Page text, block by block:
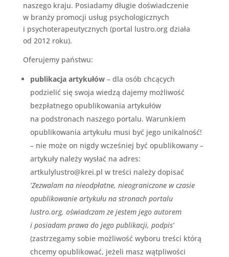
naszego kraju. Posiadamy długie doświadczenie
w branży promocji usług psychologicznych
i psychoterapeutycznych (portal lustro.org działa
od 2012 roku).
Oferujemy państwu:
publikacja artykułów– dla osób chcących
podzielić się swoja wiedzą dajemy możliwość
bezpłatnego opublikowania artykułów
na podstronach naszego portalu. Warunkiem
opublikowania artykułu musi być jego unikalność!
– nie może on nigdy wcześniej być opublikowany –
artykuły należy wysłać na adres:
artkulylustro@krei.pl w treści należy dopisać
’Zezwalam na nieodpłatne, nieograniczone w czasie
opublikowanie artykułu na stronach portalu
lustro.org, oświadczam ze jestem jego autorem
i posiadam prawa do jego publikacji, podpis’
(zastrzegamy sobie możliwość wyboru treści którą
chcemy opublikować, jeżeli masz wątpliwości